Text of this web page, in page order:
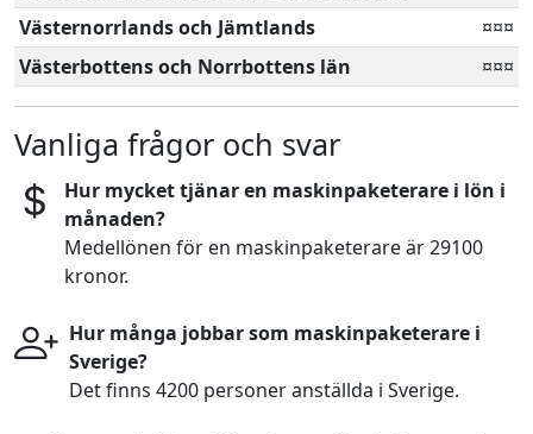
Västernorrlands och Jämtlands
¤¤¤
Västerbottens och Norrbottens län
¤¤¤
Vanliga frågor och svar
Hur mycket tjänar en maskinpaketerare i lön i
månaden?
Medellönen för en maskinpaketerare är 29100
kronor.
Hur många jobbar som maskinpaketerare i
Sverige?
Det finns 4200 personer anställda i Sverige.